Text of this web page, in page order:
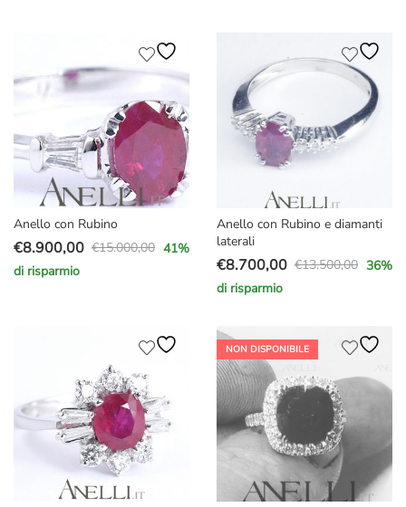
Anello con Rubino
€15.000,00
Il
prezzo
€8.900,00
Il
prezzo
41%
di risparmio
Anello con Rubino e diamanti
laterali
€13.500,00
Il
prezzo
era:
€13.500,00.
€8.700,00
Il
prezzo
è:
€8.700,00.
36%
di risparmio
NON DISPONIBILE